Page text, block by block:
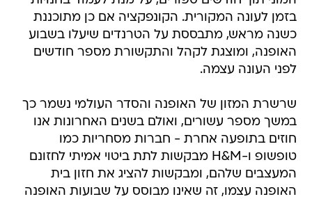
בזמן לעונה המקורית. הקונפקציה אם כן מתוכננת
כשנה מראש, מתבססת על הטרנדים שיעלו בשבוע
האופנה, ומוצגת לקהל והתקשורת מספר חודשים
לפני העונה עצמה.
שרשרת המזון של האופנה והסדר העולמי נשמר כך
במשך מספר עשורים, ואולם בשנים האחרונות אנו
חוזים בתופעה אחרת - חברות מסחריות כמו
טופשופ ו-H&M מבקשות לתת ביטוי אמיתי לחזונם
המעצבים שלהם, ומבקשות להציג את חזון בית
האופנה עצמו, זה שאינו מבוסס על שבועות האופנה